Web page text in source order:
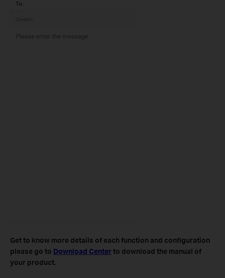
Get to know more details of each function and configuration
please go to ​ Download Center to download the manual of
your product.